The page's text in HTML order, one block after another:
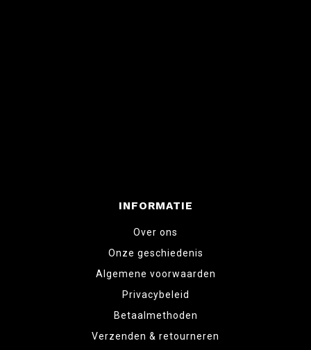
INFORMATIE
Over ons
Onze geschiedenis
Algemene voorwaarden
Privacybeleid
Betaalmethoden
Verzenden & retourneren